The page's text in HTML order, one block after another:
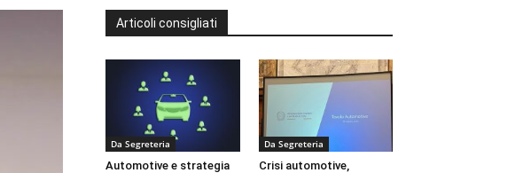
Articoli consigliati
Da Segreteria
Automotive e strategia
Da Segreteria
Crisi automotive,